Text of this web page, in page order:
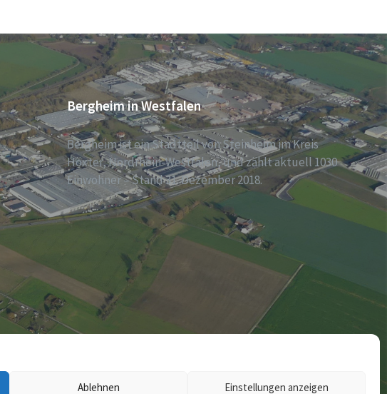
Ablehnen Einstellungen anzeigen
Bergheim in Westfalen
Bergheim ist ein Stadtteil von Steinheim im Kreis
Höxter, Nordrhein-Westfalen, und zählt aktuell 1030
Einwohner – Stand 31. Dezember 2018.